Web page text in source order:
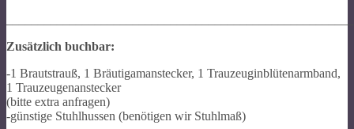
Zusätzlich buchbar:
-1 Brautstrauß, 1 Bräutigamanstecker, 1 Trauzeuginblütenarmband,
1 Trauzeugenanstecker
(bitte extra anfragen)
-günstige Stuhlhussen (benötigen wir Stuhlmaß)